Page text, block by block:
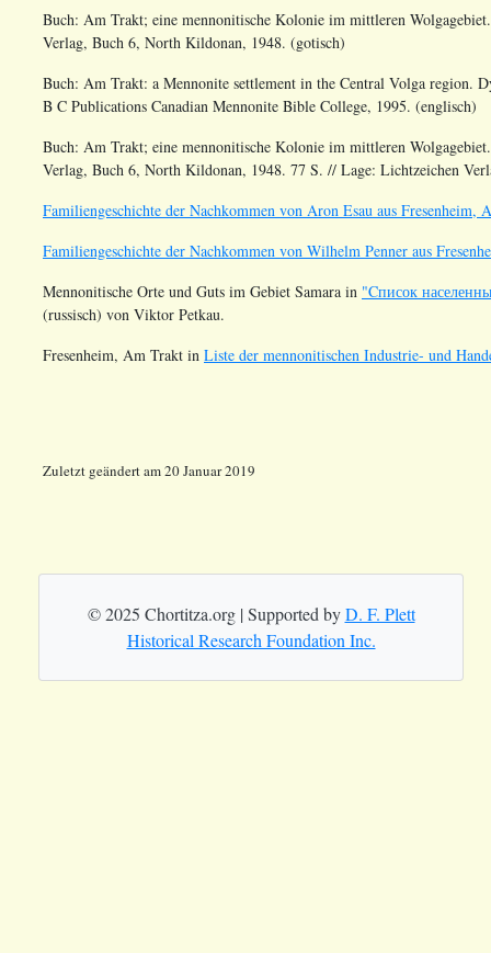
Buch: Am Trakt; eine mennonitische Kolonie im mittleren
Verlag, Buch 6, North Kildonan, 1948. (gotisch)
Buch: Am Trakt: a Mennonite settlement in the Central Volga region.
B C Publications Canadian Mennonite Bible College, 1995. (englisch)
Buch: Am Trakt; eine mennonitische Kolonie im mittleren
Verlag, Buch 6, North Kildonan, 1948. 77 S. // Lage: Lichtzeichen
Familiengeschichte der Nachkommen von Aron Esau aus Fresenheim,
Familiengeschichte der Nachkommen von Wilhelm Penner aus
Mennonitische Orte und Guts im Gebiet Samara in "Cписок
(russisch) von Viktor Petkau.
Fresenheim, Am Trakt in Liste der mennonitischen Industrie- und
Zuletzt geändert am 20 Januar 2019
© 2025 Chortitza.org | Supported byD. F. Plett
Historical Research Foundation Inc.